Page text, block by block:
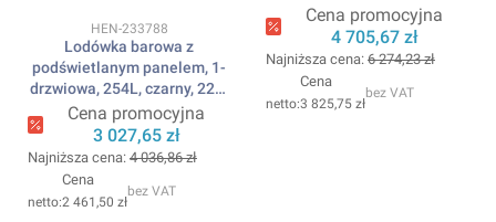
Kod produktu
HEN-233788
Lodówka barowa z
podświetlanym panelem, 1-
drzwiowa, 254L, czarny, 220-
240V/250W,
578x605x(H)1980mm
ARKTIC
Cena promocyjna
3 027,65 zł
Najniższa cena: 4 036,86 zł
Cena
2 461,50 zł
bez VAT
240V/510W,
1120x585x(H)1900mm
ARKTIC
Cena promocyjna
4 705,67 zł
Najniższa cena: 6 274,23 zł
Cena
3 825,75 zł
bez VAT